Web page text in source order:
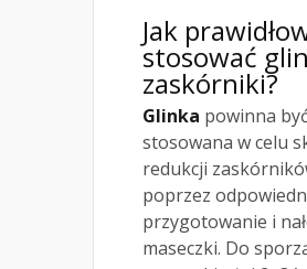
Jak
stosować
zaskórniki?
Glinka powinna być
stosowana w celu
redukcji
poprzez
przygotowanie i
maseczki. Do